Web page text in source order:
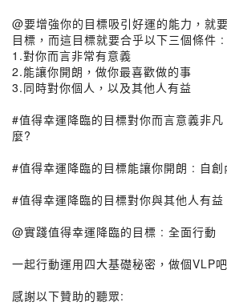
@要增強你的目標吸引好運的能力，就
目標，而這目標就要合乎以下三個條件 :
1.對你而言非常有意義
2.能讓你開朗，做你最喜歡做的事
3.同時對你個人，以及其他人有益
#值得幸運降臨的目標對你而言意義非
麼?
#值得幸運降臨的目標能讓你開朗 : 自創
#值得幸運降臨的目標對你與其他人有
@實踐值得幸運降臨的目標 : 全面行動
一起行動運用四大基礎秘密，做個VLP
感謝以下贊助的聽眾: